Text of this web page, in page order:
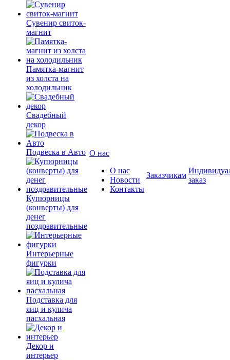
Сувенир свиток-
магнит
Памятка-магнит
из холста на
холодильник
Свадебный
декор
Подвеска в Авто
Купюрницы
(конверты) для
денег
поздравительные
Интерьерные
фигурки
Подставка для
яиц и кулича
пасхальная
Декор и
интерьер
О нас
О нас
Новости
Контакты
Заказчикам
заказ